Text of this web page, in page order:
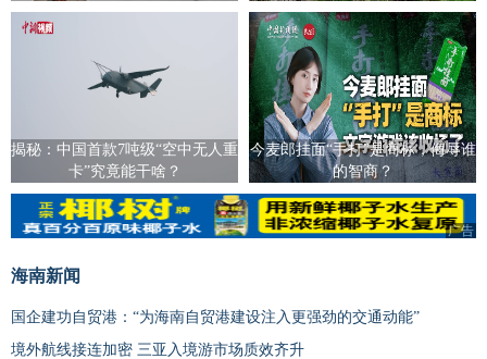
揭秘：中国首款7吨级“空中无人重
卡”究竟能干啥？
今麦郎挂面“手打”是商标，侮辱谁
的智商？
广告
广告
海南新闻
国企建功自贸港：“为海南自贸港建设注入更强劲的交通动能”
境外航线接连加密 三亚入境游市场质效齐升